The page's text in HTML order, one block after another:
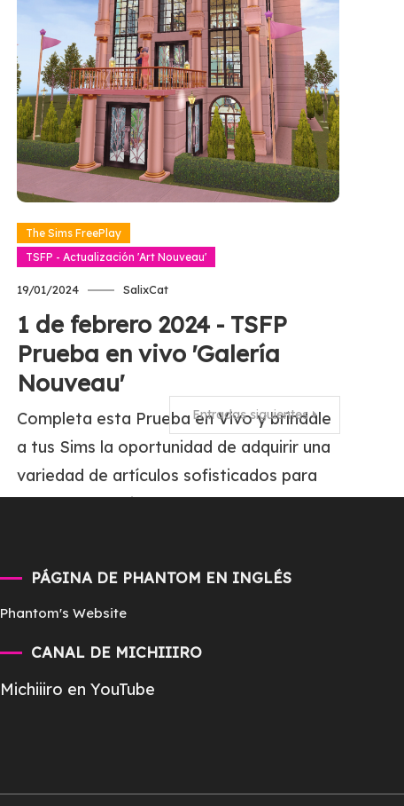
Tagged #EACreatorNetwork,#TheSimsFreeplay
Actualización, Update
Read more
The Sims FreePlay
TSFP - Actualización 'Art Nouveau'
19/01/2024 SalixCat
1 de febrero 2024 - TSFP
Prueba en vivo 'Galería
Nouveau'
Completa esta Prueba en Vivo y bríndale
a tus Sims la oportunidad de adquirir una
variedad de artículos sofisticados para
crear el hogar ideal con esa persona
Tagged#EACreatorNetwork,#TheSimsFreeplay
Read more
Entradas siguientes
PÁGINA DE PHANTOM EN INGLÉS
Phantom's Website
CANAL DE MICHIIIRO
Michiiiro en YouTube